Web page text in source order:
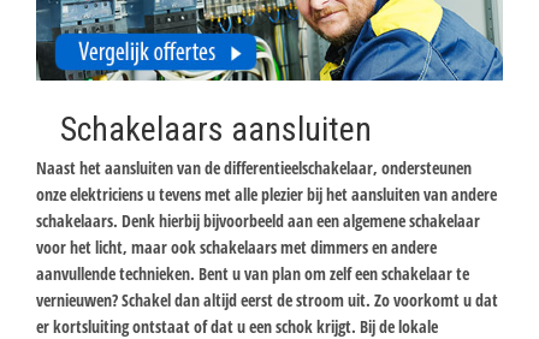
Schakelaars aansluiten
Naast het aansluiten van de differentieelschakelaar, ondersteunen
onze elektriciens u tevens met alle plezier bij het aansluiten van andere
schakelaars. Denk hierbij bijvoorbeeld aan een algemene schakelaar
voor het licht, maar ook schakelaars met dimmers en andere
aanvullende technieken. Bent u van plan om zelf een schakelaar te
vernieuwen? Schakel dan altijd eerst de stroom uit. Zo voorkomt u dat
er kortsluiting ontstaat of dat u een schok krijgt. Bij de lokale